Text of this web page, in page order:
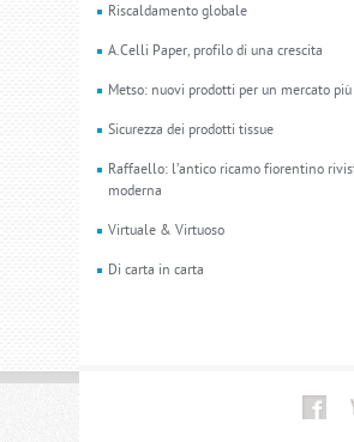
Riscaldamento globale
A.Celli Paper, profilo di una crescita
Metso: nuovi prodotti per un mercato
Sicurezza dei prodotti tissue
Raffaello: l’antico ricamo fiorentino
moderna
Virtuale & Virtuoso
Di carta in carta